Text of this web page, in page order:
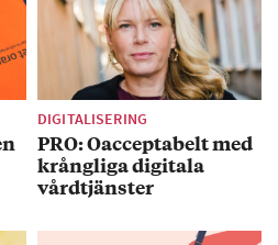
DIGITALISERING
PRO: Oacceptabelt med
krångliga digitala
vårdtjänster